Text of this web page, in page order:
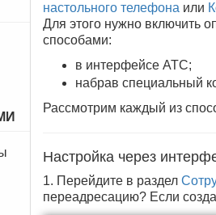
настольного телефона или
Для этого нужно включить
способами:
в интерфейсе АТС;
набрав специальный
Рассмотрим каждый из
Настройка через
1. Перейдите в раздел
переадресацию? Если